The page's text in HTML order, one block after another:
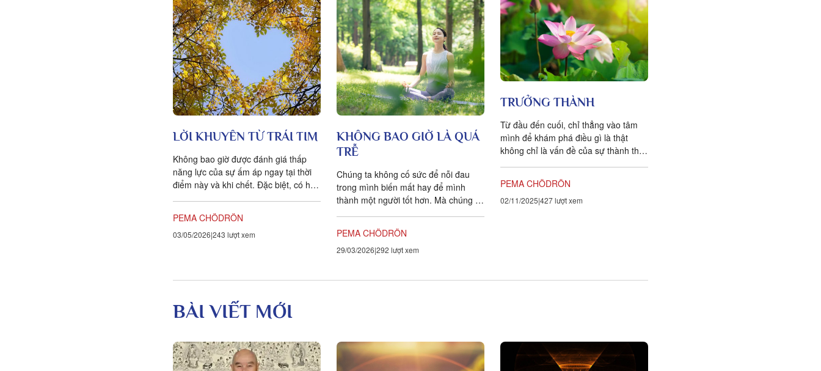
LỜI KHUYÊN TỪ TRÁI TIM
Không bao giờ được đánh giá thấp
năng lực của sự ấm áp ngay tại thời
điểm này và khi chết. Đặc biệt, có hai
PEMA CHÖDRÖN
03/05/2026 243 lượt xem
KHÔNG BAO GIỜ LÀ QUÁ
TRỄ
Chúng ta không cố sức để nỗi đau
trong mình biến mất hay để mình
thành một người tốt hơn. Mà chúng ta
PEMA CHÖDRÖN
29/03/2026 292 lượt xem
TRƯỞNG THÀNH
Từ đầu đến cuối, chỉ thẳng vào tâm
mình để khám phá điều gì là thật
không chỉ là vấn đề của sự thành thật
PEMA CHÖDRÖN
02/11/2025 427 lượt xem
BÀI VIẾT MỚI